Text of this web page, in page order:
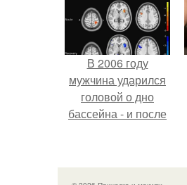
В 2006 году
мужчина ударился
головой о дно
бассейна - и после
странным образом.